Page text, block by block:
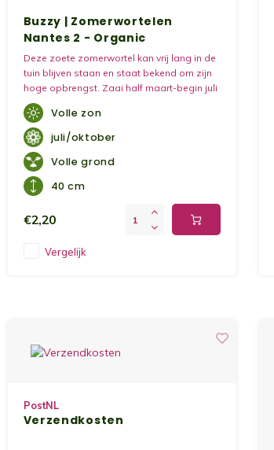
Buzzy | Zomerwortelen
Nantes 2 - Organic
Deze zoete zomerwortel kan vrij lang in de
tuin blijven staan en staat bekend om zijn
hoge opbrengst. Zaai half maart-begin juli
in de vollegrond op regels, eventueel iets
uitdunnen. Zorg dat de grond mooi
losgemaakt is.
Volle zon
juli/oktober
Volle grond
40 cm
€2,20
Vergelijk
PostNL
Verzendkosten